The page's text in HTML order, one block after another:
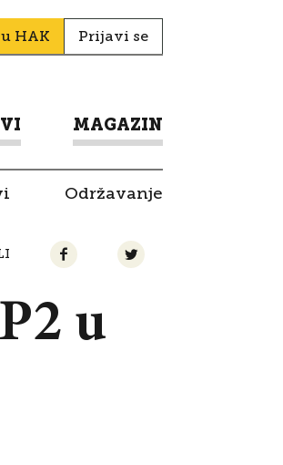
HAK Prijavi se
MAGAZIN
Održavanje
u